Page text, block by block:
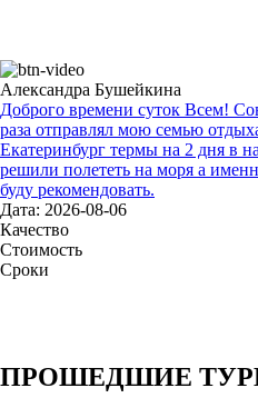
Александра Бушейкина
Доброго времени суток Всем!
раза отправлял мою семью
Екатеринбург термы на 2 дня в
решили полететь на моря а
буду рекомендовать.
Дата: 2026-08-06
Качество
Стоимость
Сроки
ПРОШЕДШИЕ